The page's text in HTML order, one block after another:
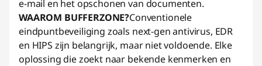
e-mail en het opschonen van documenten.
WAAROM BUFFERZONE?Conventionele
eindpuntbeveiliging zoals next-gen antivirus, EDR
en HIPS zijn belangrijk, maar niet voldoende. Elke
oplossing die zoekt naar bekende kenmerken en